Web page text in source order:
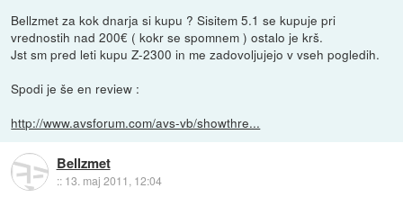
Bellzmet za kok dnarja si kupu ? Sisitem 5.1 se kupuje pri
vrednostih nad 200€ ( kokr se spomnem ) ostalo je krš.
Jst sm pred leti kupu Z-2300 in me zadovoljujejo v vseh pogledih.
Spodi je še en review :
http://www.avsforum.com/avs-vb/showthre...
Bellzmet
:: 13. maj 2011, 12:04